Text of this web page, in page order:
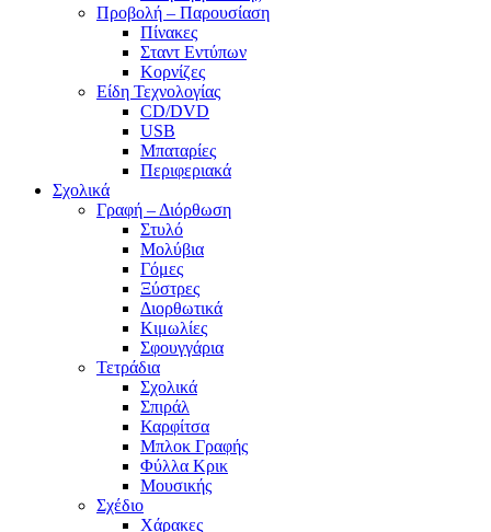
Προβολή – Παρουσίαση
Πίνακες
Σταντ Εντύπων
Κορνίζες
Είδη Τεχνολογίας
CD/DVD
USB
Μπαταρίες
Περιφεριακά
Σχολικά
Γραφή – Διόρθωση
Στυλό
Μολύβια
Γόμες
Ξύστρες
Διορθωτικά
Κιμωλίες
Σφουγγάρια
Τετράδια
Σχολικά
Σπιράλ
Καρφίτσα
Μπλοκ Γραφής
Φύλλα Κρικ
Μουσικής
Σχέδιο
Χάρακες